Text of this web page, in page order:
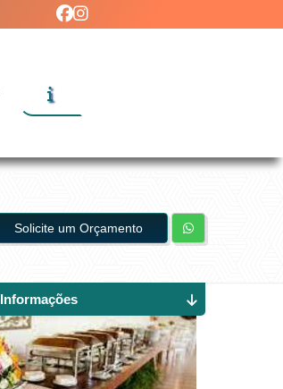
Solicite um Orçamento
Informações